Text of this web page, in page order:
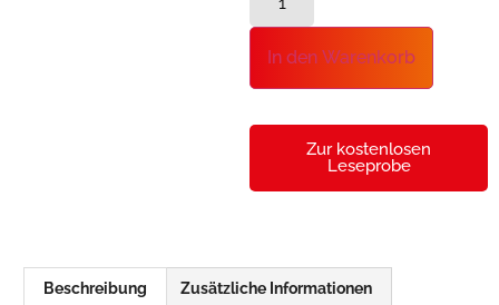
In den Warenkorb
Zur kostenlosen
Leseprobe
Beschreibung Zusätzliche Informationen